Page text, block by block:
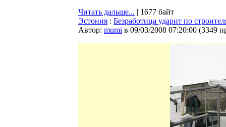
Читать дальше... | 1677 байт
Эстония : Безработица ударит по
Автор: mumi в 09/03/2008 07:20:00 (3349